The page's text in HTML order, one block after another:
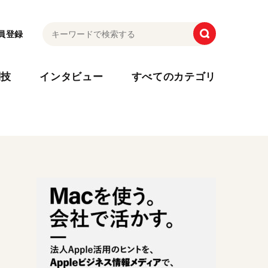
登録
インタビュー すべてのカテゴリ